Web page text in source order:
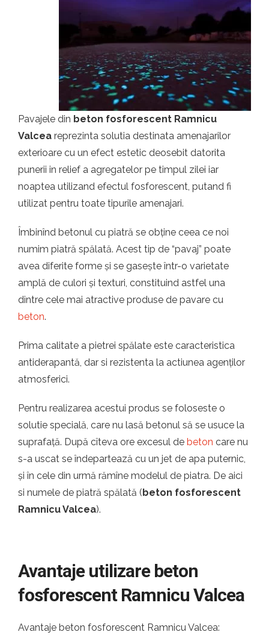
Pavajele din beton fosforescent Ramnicu
Valcea reprezinta solutia destinata amenajarilor
exterioare cu un efect estetic deosebit datorita
punerii in relief a agregatelor pe timpul zilei iar
noaptea utilizand efectul fosforescent, putand fi
utilizat pentru toate tipurile amenajari.
Îmbinînd betonul cu piatră se obține ceea ce noi
numim piatră spălată. Acest tip de “pavaj” poate
avea diferite forme și se gasește într-o varietate
amplă de culori și texturi, constituind astfel una
dintre cele mai atractive produse de pavare cu
beton.
Prima calitate a pietrei spălate este caracteristica
antiderapantă, dar si rezistenta la actiunea agenților
atmosferici.
Pentru realizarea acestui produs se foloseste o
solutie specială, care nu lasă betonul să se usuce la
suprafață. După cîteva ore excesul de beton care nu
s-a uscat se îndepartează cu un jet de apa puternic,
și în cele din urmă rămîne modelul de piatra. De aici
si numele de piatră spălată (beton fosforescent
Ramnicu Valcea).
Avantaje utilizare beton
fosforescent Ramnicu Valcea
Avantaje beton fosforescent Ramnicu Valcea: